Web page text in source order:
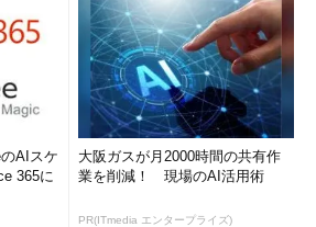
AIスケ
365に
大阪ガスが月2000時間の共有作
業を削減！ 現場のAI活用術
PR(ITmedia エンタープライズ)